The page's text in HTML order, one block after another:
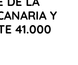
Y
41.000